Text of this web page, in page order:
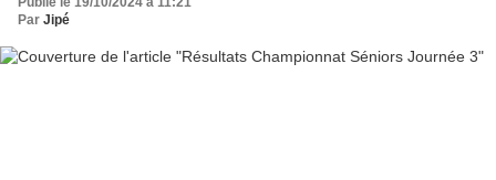
Par Jipé